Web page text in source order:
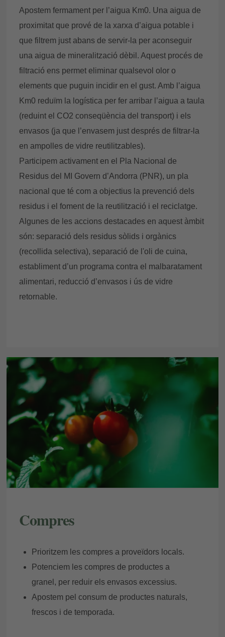
Apostem fermament per l’aigua Km0. Una aigua de
proximitat que prové de la xarxa d’aigua potable i
que filtrem just abans de servir-la per aconseguir
una aigua de mineralització dèbil. Aquest procés de
filtració ens permet eliminar qualsevol olor o
elements que puguin incidir en el gust. Amb l’aigua
Km0 reduïm la logística per fer arribar l’aigua a taula
(reduint el CO2 conseqüència del transport) i els
envasos (ja que l’envasem just després de filtrar-la
en ampolles de vidre reutilitzables).
Participem activament en el Pla Nacional de
Residus del MI Govern d’Andorra (PNR), un pla
nacional que té com a objectius la prevenció dels
residus i el foment de la reutilització i el reciclatge.
Algunes de les accions destacades en aquest àmbit
són: separació dels residus sòlids i orgànics
(recollida selectiva), separació de l'oli de cuina,
establiment d’un programa contra el malbaratament
alimentari, reducció d’envasos i ús de vidre
retornable.
Compres
Prioritzem les compres a proveïdors locals.
Potenciem les compres de productes a
granel, per reduir els envasos excessius.
Apostem pel consum de productes naturals,
frescos i de temporada.